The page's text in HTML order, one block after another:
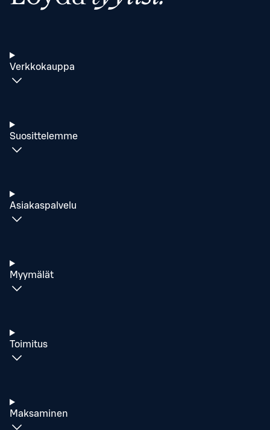
Verkkokauppa
Suosittelemme
Asiakaspalvelu
Myymälät
Toimitus
Maksaminen